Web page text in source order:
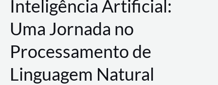
Inteligência Artificial:
Uma Jornada no
Processamento de
Linguagem Natural